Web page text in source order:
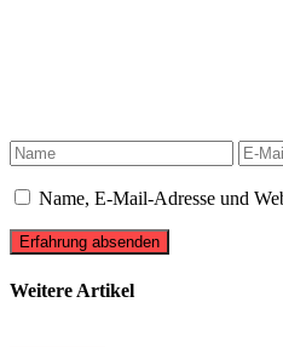
Name, E-Mail-Adresse und
Erfahrung absenden
Weitere Artikel